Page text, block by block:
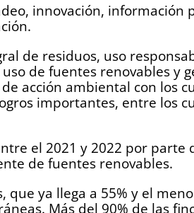
innovación, información
de residuos, uso
de fuentes renovables y
acción ambiental con los
importantes, entre los
el 2021 y 2022 por parte
de fuentes renovables.
ya llega a 55% y el
Más del 90% de las